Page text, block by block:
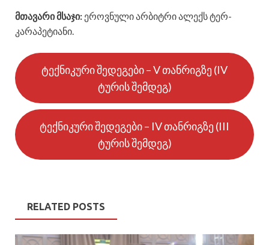
მთავარი მსაჯი: ეროვნული არბიტრი ალექს ტერ-
კარაპეტიანი.
ტექნიკური შედეგები – V თანრიგზე (IV
ტურის შემდეგ)
ტექნიკური შედეგები – IV თანრიგზე (III
ტურის შემდეგ)
RELATED POSTS